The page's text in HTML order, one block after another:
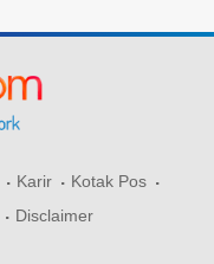
Karir
Kotak Pos
Disclaimer